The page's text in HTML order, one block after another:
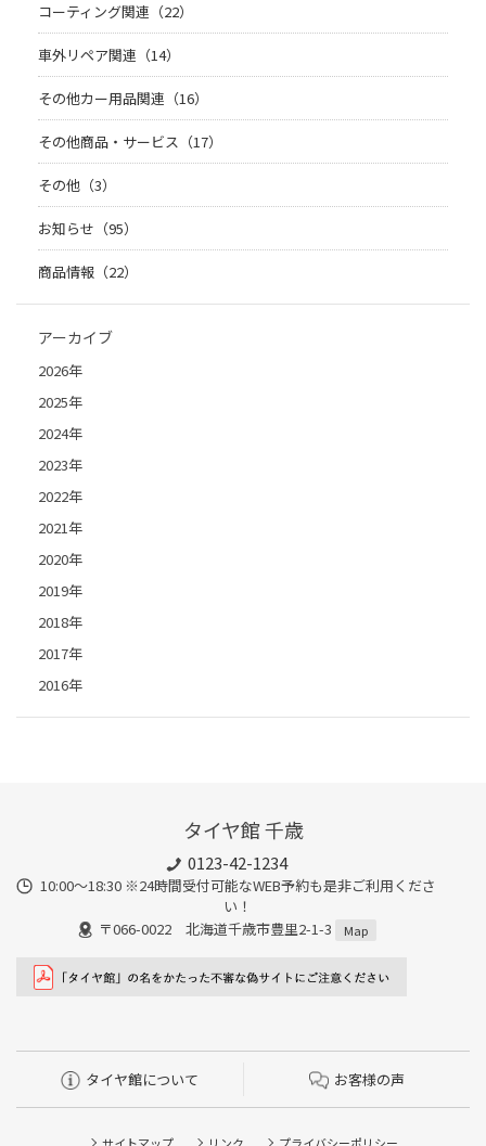
コーティング関連（22）
車外リペア関連（14）
その他カー用品関連（16）
その他商品・サービス（17）
その他（3）
お知らせ（95）
商品情報（22）
アーカイブ
2026年
2025年
2024年
2023年
2022年
2021年
2020年
2019年
2018年
2017年
2016年
タイヤ館 千歳
0123-42-1234
10:00～18:30 ※24時間受付可能なWEB予約も是非ご利用くださ
い！
〒066-0022 北海道千歳市豊里2-1-3
Map
タイヤ館について お客様の声